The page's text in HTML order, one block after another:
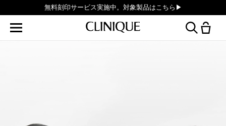
無料刻印サービス実施中。対象製品はこちら▶︎